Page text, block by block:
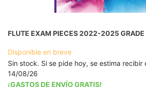
FLUTE EXAM PIECES 2022-2025 GRADE
Disponible en breve
Sin stock. Si se pide hoy, se estima recibir
14/08/26
¡GASTOS DE ENVÍO GRATIS!